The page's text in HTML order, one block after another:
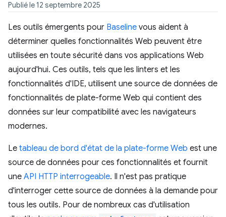
Publié le 12 septembre 2025
Les outils émergents pour Baseline vous aident à
déterminer quelles fonctionnalités Web peuvent être
utilisées en toute sécurité dans vos applications Web
aujourd'hui. Ces outils, tels que les linters et les
fonctionnalités d'IDE, utilisent une source de données de
fonctionnalités de plate-forme Web qui contient des
données sur leur compatibilité avec les navigateurs
modernes.
Le tableau de bord d'état de la plate-forme Web est une
source de données pour ces fonctionnalités et fournit
une API HTTP interrogeable. Il n'est pas pratique
d'interroger cette source de données à la demande pour
tous les outils. Pour de nombreux cas d'utilisation